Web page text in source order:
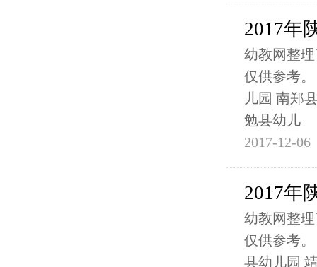
2017年
幼教网整
仅供参考
儿园 南郑
勉县幼儿
2017-12-06
2017年
幼教网整
仅供参考
县幼儿园